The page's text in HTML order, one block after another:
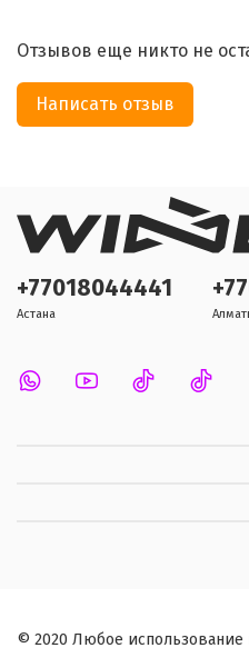
Отзывов еще никто не
Написать отзыв
+77018044441
Астана
© 2020 Любое использование